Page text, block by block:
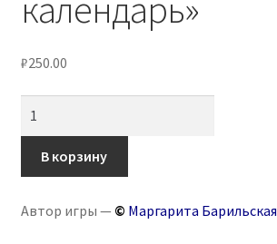
₽250.00
Игра
на
«Коми
В корзину
Автор игры — © Маргарита Барильская